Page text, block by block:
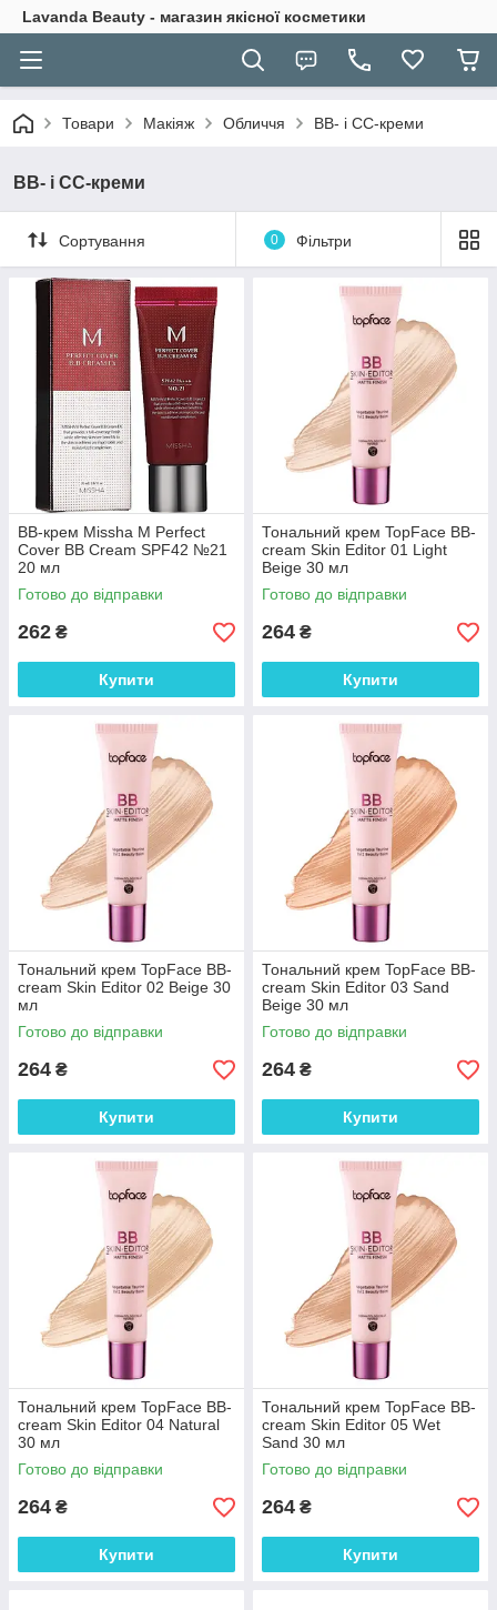
Lavanda Beauty - магазин якісної косметики
Товари Макіяж Обличчя BB- і CC-креми
BB- і CC-креми
Сортування 0 Фільтри
ВВ-крем Missha M Perfect
Cover BB Cream SPF42 №21
20 мл
Готово до відправки
262 ₴
Купити
Тональний крем TopFace BB-
cream Skin Editor 01 Light
Beige 30 мл
Готово до відправки
264 ₴
Купити
Тональний крем TopFace BB-
cream Skin Editor 02 Beige 30
мл
Готово до відправки
264 ₴
Купити
Тональний крем TopFace BB-
cream Skin Editor 03 Sand
Beige 30 мл
Готово до відправки
264 ₴
Купити
Тональний крем TopFace BB-
cream Skin Editor 04 Natural
30 мл
Готово до відправки
264 ₴
Купити
Тональний крем TopFace BB-
cream Skin Editor 05 Wet
Sand 30 мл
Готово до відправки
264 ₴
Купити